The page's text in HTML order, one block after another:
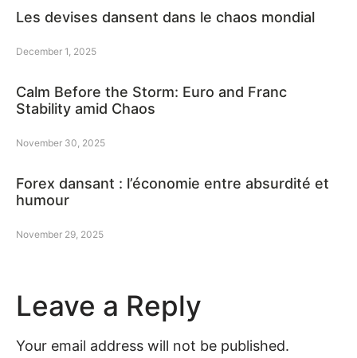
Les devises dansent dans le chaos mondial
December 1, 2025
Calm Before the Storm: Euro and Franc
Stability amid Chaos
November 30, 2025
Forex dansant : l’économie entre absurdité et
humour
November 29, 2025
Leave a Reply
Your email address will not be published.